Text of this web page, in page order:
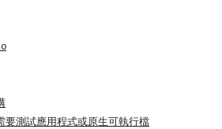
要測試應用程式或原生可執行檔